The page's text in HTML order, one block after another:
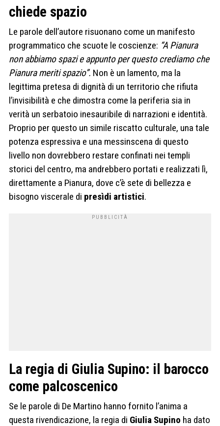
chiede spazio
Le parole dell’autore risuonano come un manifesto
programmatico che scuote le coscienze: “A Pianura
non abbiamo spazi e appunto per questo crediamo che
Pianura meriti spazio”. Non è un lamento, ma la
legittima pretesa di dignità di un territorio che rifiuta
l’invisibilità e che dimostra come la periferia sia in
verità un serbatoio inesauribile di narrazioni e identità.
Proprio per questo un simile riscatto culturale, una tale
potenza espressiva e una messinscena di questo
livello non dovrebbero restare confinati nei templi
storici del centro, ma andrebbero portati e realizzati lì,
direttamente a Pianura, dove c’è sete di bellezza e
bisogno viscerale di presìdi artistici.
La regia di Giulia Supino: il barocco
come palcoscenico
Se le parole di De Martino hanno fornito l’anima a
questa rivendicazione, la regia di Giulia Supino ha dato